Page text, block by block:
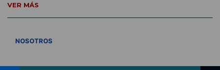
VER MÁS
NOSOTROS